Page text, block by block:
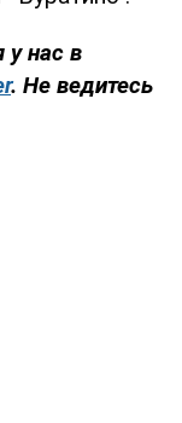
у нас в
. Не ведитесь